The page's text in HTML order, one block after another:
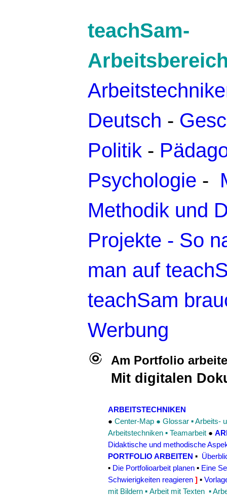
teachSam-
Deutsch -
Politik -
Psychologie -
Methodik und
Projekte - So
man auf
teachSam
Werbung
Am Portfolio
Mit digitalen
ARBEITSTECHNIKEN
● Center-Map ● Glossar ▪Arbeits-
Arbeitstechniken ▪ Teamarbeit ●
Didaktische und methodische
PORTFOLIO ARBEITEN ▪
▪ Die Portfolioarbeit planen ▪ Eine
Schwierigkeiten reagieren ] ▪
mit Bildern ▪ Arbeit mit Texten ▪